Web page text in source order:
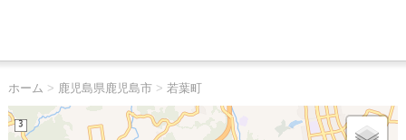
ホーム > 鹿児島県鹿児島市> 若葉町